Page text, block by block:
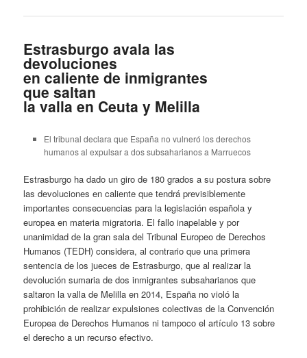
Estrasburgo avala las
devoluciones
en caliente de inmigrantes
que saltan
la valla en Ceuta y Melilla
El tribunal declara que España no vulneró los derechos
humanos al expulsar a dos subsaharianos a Marruecos
Estrasburgo ha dado un giro de 180 grados a su postura sobre
las devoluciones en caliente que tendrá previsiblemente
importantes consecuencias para la legislación española y
europea en materia migratoria. El fallo inapelable y por
unanimidad de la gran sala del Tribunal Europeo de Derechos
Humanos (TEDH) considera, al contrario que una primera
sentencia de los jueces de Estrasburgo, que al realizar la
devolución sumaria de dos inmigrantes subsaharianos que
saltaron la valla de Melilla en 2014, España no violó la
prohibición de realizar expulsiones colectivas de la Convención
Europea de Derechos Humanos ni tampoco el artículo 13 sobre
el derecho a un recurso efectivo.